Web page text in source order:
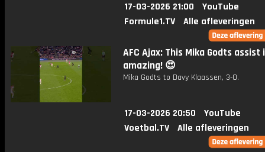
17-03-2026 21:00
YouTube
Formule1.TV
Alle afleveringen
AFC Ajax: This Mika Godts assist
amazing! 😍
Mika Godts to Davy Klaassen, 3-0.
17-03-2026 20:50
YouTube
Voetbal.TV
Alle afleveringen